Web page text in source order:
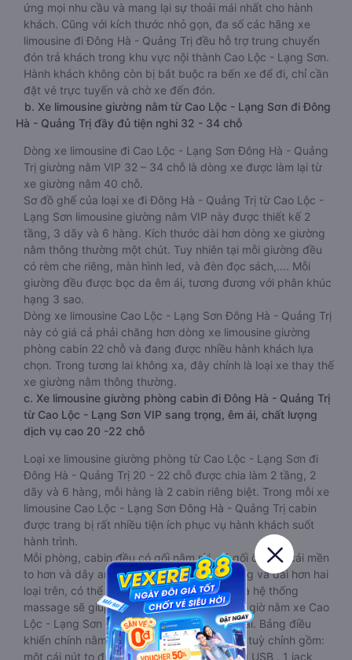
ứng mọi nhu cầu và mang lại sự thoải mái nhất cho hành
khách. Cũng với kích thước nhỏ gọn, đa số các hãng xe
limousine đi Đông Hà - Quảng Trị đều hỗ trợ trung chuyển
đón trả khách trong khu vực nội thành Cao Lộc - Lạng Sơn.
Hành khách không còn bị bắt buộc ra bến xe để đi, chỉ cần
đặt vé trực tuyến và chờ xe đến đón.
b. Xe limousine giường nằm từ Cao Lộc - Lạng Sơn đi Đông
Hà - Quảng Trị đầy đủ tiện nghi 32 - 34 chỗ
Dòng xe limousine đi Cao Lộc - Lạng Sơn Đông Hà - Quảng
Trị giường nằm VIP 32 – 34 chỗ là dòng xe được làm lại từ
xe giường nằm 40 chỗ.
Sơ đồ ghế của loại xe đi Đông Hà - Quảng Trị từ Cao Lộc -
Lạng Sơn limousine giường nằm VIP này được thiết kế 2
tầng, 3 dãy và 6 hàng. Kích thước dài hơn dòng xe giường
nằm thông thường một chút. Tuy nhiên tại mỗi giường đều
có rèm che riêng, màn hình led, và đèn đọc sách,…. Mỗi
giường đều được bọc da êm ái, tương đương với phân khúc
hạng 3 sao.
Dòng xe limousine Cao Lộc - Lạng Sơn Đông Hà - Quảng Trị
này có giá cả phải chăng hơn dòng xe limousine giường
phòng cabin 22 chỗ và đang được nhiều hành khách lựa
chọn. Trong tương lai không xa, đây chính là loại xe thay thế
xe giường nằm thông thường.
c. Xe limousine giường phòng cabin đi Đông Hà - Quảng Trị
từ Cao Lộc - Lạng Sơn VIP sang trọng, êm ái, chất lượng
dịch vụ cao 20 -22 chỗ
Loại xe limousine giường phòng từ Cao Lộc - Lạng Sơn đi
Đông Hà - Quảng Trị 20 - 22 chỗ được chia làm 2 tầng, 2
dãy và 6 hàng, mỗi hàng là 2 cabin riêng biệt. Trong mỗi xe
limousine Cao Lộc - Lạng Sơn Đông Hà - Quảng Trị cabin
được trang bị rất nhiều tiện ích phục vụ hành khách suốt
hành trình.
Mỗi phòng, cabin đều có gối nằm rời, có gối ôm, có cái mền
to hơn và dây an toàn seat belt. Giường rộng và dài hơn hai
loại trên, có thể lăn lộn thoải mái. Đặc biệt là hệ thống
massage sẽ giúp bạn thư giãn trong những giờ nằm xe Cao
Lộc - Lạng Sơn đến Đông Hà - Quảng Trị dài. Bảng điều
khiển chính nằm ngay cạnh đầu để tiện tay tuỳ chỉnh gồm:
một cái nút to đùng để gọi tiếp viên, 2 cổng USB , 1 jack